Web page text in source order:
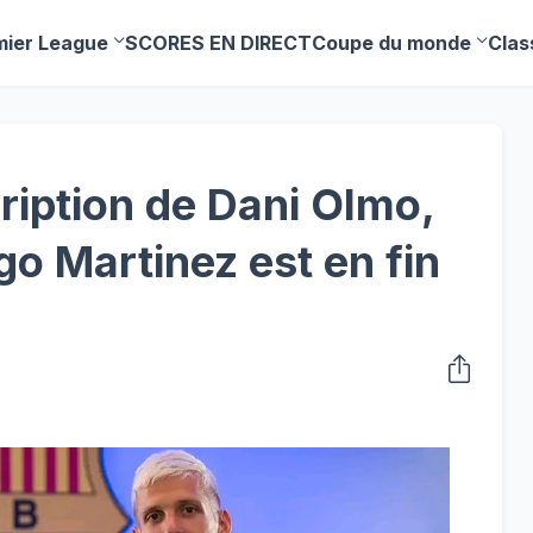
League SCORES EN DIRECTCoupe du monde
de Dani Olmo,
Martinez est en fin